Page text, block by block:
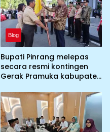
Blog
Bupati Pinrang melepas
secara resmi kontingen
Gerak Pramuka kabupaten
Nasional ke XII kebumi
perkemahan Cibubur